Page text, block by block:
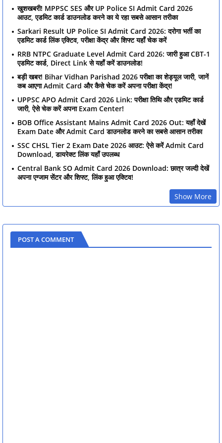
खुशखबरी! MPPSC SES और UP Police SI Admit Card 2026
आउट, एडमिट कार्ड डाउनलोड करने का ये रहा सबसे आसान तरीका
Sarkari Result UP Police SI Admit Card 2026: दरोगा भर्ती का
एडमिट कार्ड लिंक एक्टिव, परीक्षा केंद्र और शिफ्ट यहाँ चेक करें
RRB NTPC Graduate Level Admit Card 2026: जारी हुआ CBT-1
एडमिट कार्ड, Direct Link से यहाँ करें डाउनलोड!
बड़ी खबर! Bihar Vidhan Parishad 2026 परीक्षा का शेड्यूल जारी, जानें
कब आएगा Admit Card और कैसे चेक करें अपना परीक्षा केंद्र!
UPPSC APO Admit Card 2026 Link: परीक्षा तिथि और एडमिट कार्ड
जारी, ऐसे चेक करें अपना Exam Center!
BOB Office Assistant Mains Admit Card 2026 Out: यहाँ देखें
Exam Date और Admit Card डाउनलोड करने का सबसे आसान तरीका
SSC CHSL Tier 2 Exam Date 2026 आउट: ऐसे करें Admit Card
Download, डायरेक्ट लिंक यहाँ उपलब्ध
Central Bank SO Admit Card 2026 Download: छात्र जल्दी देखें
अपना एग्जाम सेंटर और शिफ्ट, लिंक हुआ एक्टिव!
Show More
POST A COMMENT